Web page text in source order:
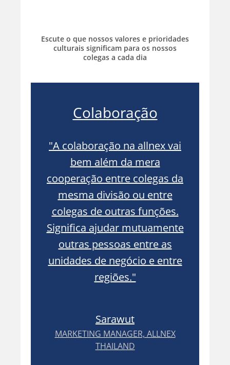
Escute o que nossos valores e prioridades
culturais significam para os nossos
colegas a cada dia
Colaboração
"A colaboração na allnex vai
bem além da mera
cooperação entre colegas da
mesma divisão ou entre
colegas de outras funções.
Significa ajudar mutuamente
outras pessoas entre as
unidades de negócio e entre
regiões."
Sarawut
MARKETING MANAGER, ALLNEX
THAILAND